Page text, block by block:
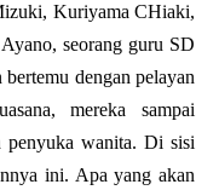
Kuriyama CHiaki,
seorang guru SD
dengan pelayan
mereka sampai
penyuka wanita. Di sisi
ini. Apa yang akan